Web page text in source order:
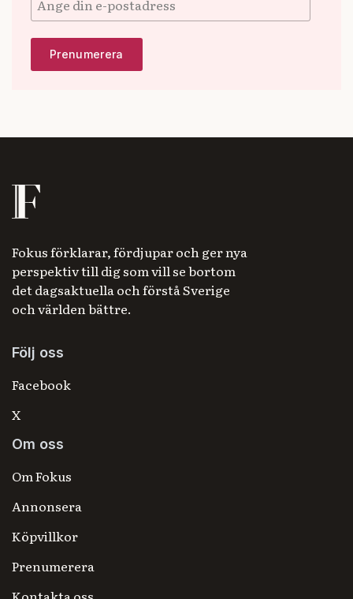
Fokus förklarar, fördjupar och ger nya
perspektiv till dig som vill se bortom
det dagsaktuella och förstå Sverige
och världen bättre.
Följ oss
Facebook
X
Om oss
Om Fokus
Annonsera
Köpvillkor
Prenumerera